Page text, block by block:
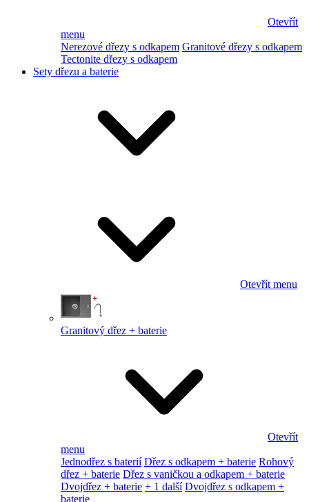
Otevřít
menu
Nerezové dřezy s odkapem Granitové dřezy s odkapem
Tectonite dřezy s odkapem
Sety dřezu a baterie
Otevřít menu
Granitový dřez + baterie
Otevřít
menu
Jednodřez s baterií Dřez s odkapem + baterie Rohový
dřez + baterie Dřez s vaničkou a odkapem + baterie
Dvojdřez + baterie + 1 další Dvojdřez s odkapem +
baterie